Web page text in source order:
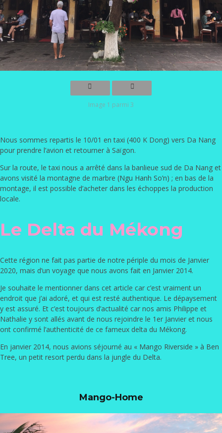
Image 1 parmi 3
Nous sommes repartis le 10/01 en taxi (400 K Dong) vers Da Nang
pour prendre l’avion et retourner à Saïgon.
Sur la route, le taxi nous a arrêté dans la banlieue sud de Da Nang et
avons visité la montagne de marbre (Ngu Hanh So’n) ; en bas de la
montage, il est possible d’acheter dans les échoppes la production
locale.
Le Delta du Mékong
Cette région ne fait pas partie de notre périple du mois de Janvier
2020, mais d’un voyage que nous avons fait en Janvier 2014.
Je souhaite le mentionner dans cet article car c’est vraiment un
endroit que j’ai adoré, et qui est resté authentique. Le dépaysement
y est assuré. Et c’est toujours d’actualité car nos amis Philippe et
Nathalie y sont allés avant de nous rejoindre le 1er Janvier et nous
ont confirmé l’authenticité de ce fameux delta du Mékong.
En janvier 2014, nous avions séjourné au « Mango Riverside » à Ben
Tree, un petit resort perdu dans la jungle du Delta.
Mango-Home